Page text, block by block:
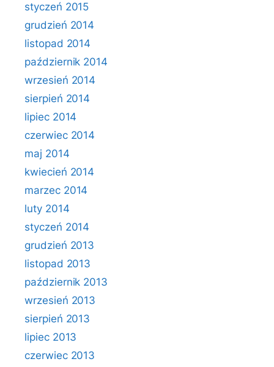
styczeń 2015
grudzień 2014
listopad 2014
październik 2014
wrzesień 2014
sierpień 2014
lipiec 2014
czerwiec 2014
maj 2014
kwiecień 2014
marzec 2014
luty 2014
styczeń 2014
grudzień 2013
listopad 2013
październik 2013
wrzesień 2013
sierpień 2013
lipiec 2013
czerwiec 2013